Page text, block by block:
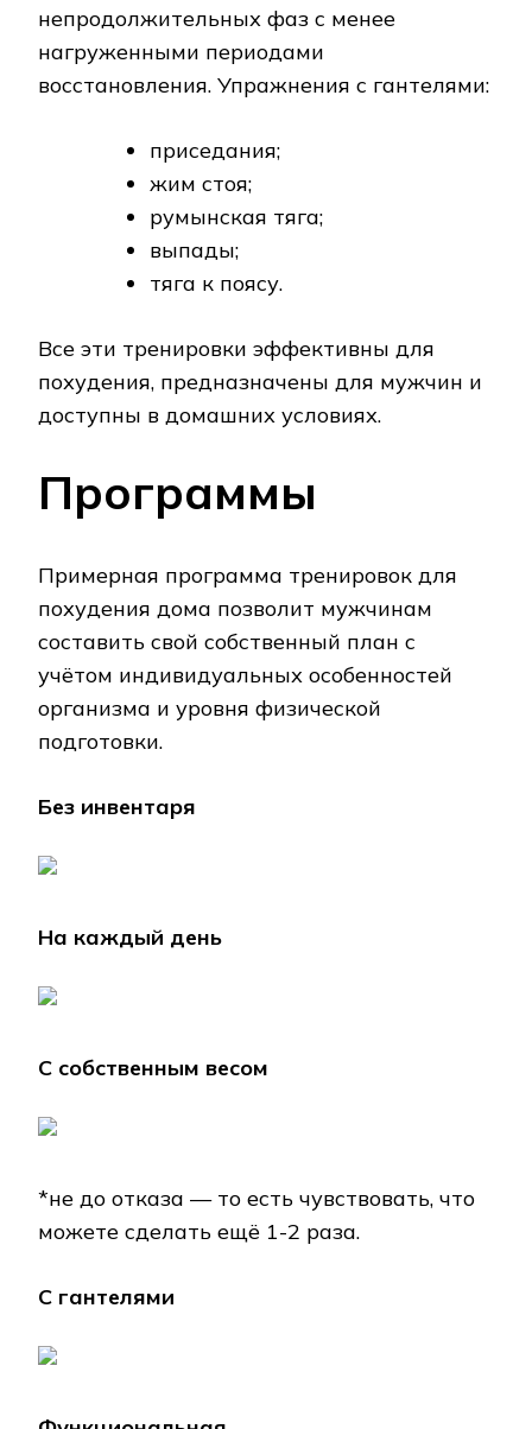
непродолжительных фаз с менее
нагруженными периодами
восстановления. Упражнения с гантелями:
приседания;
жим стоя;
румынская тяга;
выпады;
тяга к поясу.
Все эти тренировки эффективны для
похудения, предназначены для мужчин и
доступны в домашних условиях.
Программы
Примерная программа тренировок для
похудения дома позволит мужчинам
составить свой собственный план с
учётом индивидуальных особенностей
организма и уровня физической
подготовки.
Без инвентаря
На каждый день
С собственным весом
*не до отказа — то есть чувствовать, что
можете сделать ещё 1-2 раза.
С гантелями